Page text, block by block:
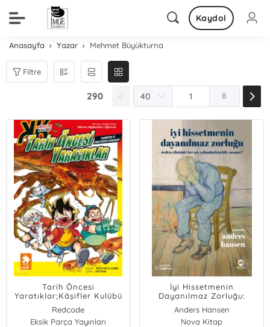
Kaydol
Anasayfa Yazar Mehmet Büyükturna
Filtre
290 8
Tarih Öncesi
Yaratıklar;Kâşifler Kulübü
Dinozor Krallığı
Redcode
Albbie
Eksik Parça Yayınları
İyi Hissetmenin
Dayanılmaz Zorluğu:
Neden Zihnimiz Her Şey
Yolundayken Bile Susmaz?
Anders Hansen
Nova Kitap